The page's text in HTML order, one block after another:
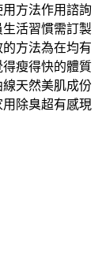
用方法作用諮詢
活習慣需訂製
方法為在均有
得瘦得快的體質
天然美肌成份
用除臭超有感現